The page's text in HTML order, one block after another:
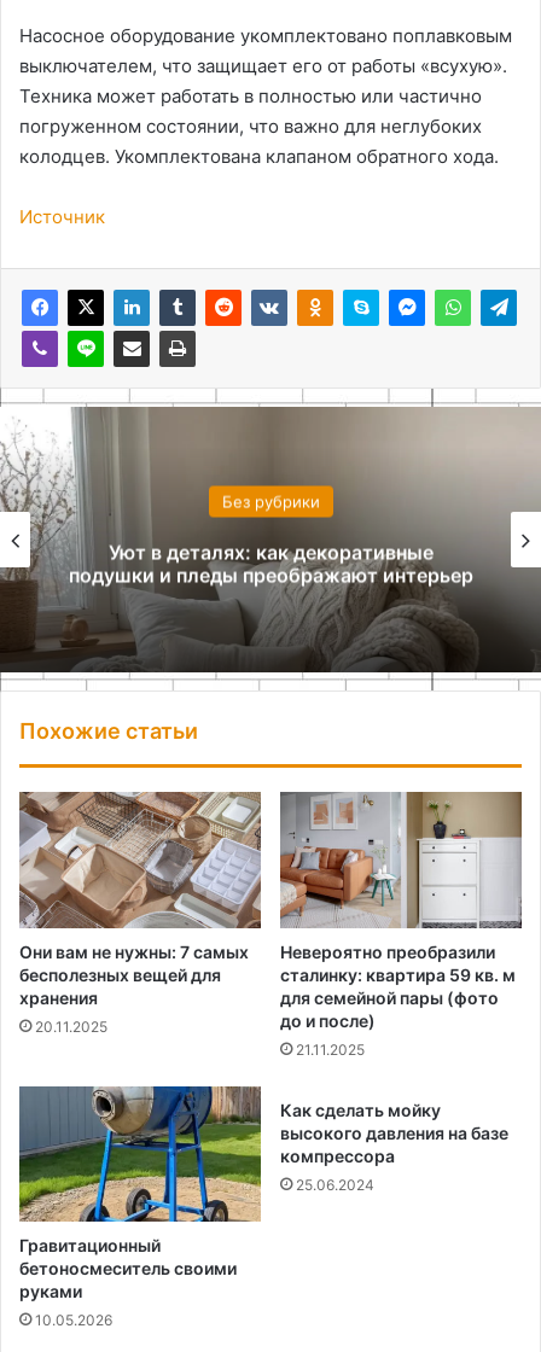
Насосное оборудование укомплектовано поплавковым
выключателем, что защищает его от работы «всухую».
Техника может работать в полностью или частично
погруженном состоянии, что важно для неглубоких
колодцев. Укомплектована клапаном обратного хода.
Источник
Без рубрики
Уют в деталях: как декоративные
подушки и пледы преображают интерьер
Похожие статьи
Они вам не нужны: 7 самых
бесполезных вещей для
хранения
20.11.2025
Невероятно преобразили
сталинку: квартира 59 кв. м
для семейной пары (фото
до и после)
21.11.2025
Гравитационный
бетоносмеситель своими
руками
10.05.2026
Как сделать мойку
высокого давления на базе
компрессора
25.06.2024